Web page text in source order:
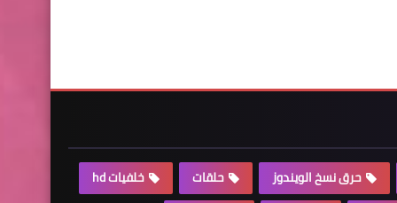
حرق نسخ الويندوز حلقات خلفيات hd